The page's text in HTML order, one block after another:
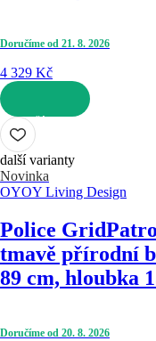
Doručíme od 21. 8. 2026
4 329 Kč
DO KOŠÍKU
další varianty
Novinka
OYOY Living Design
Police Grid
tmavě přírodní
89 cm, hloubka
Doručíme od 20. 8. 2026